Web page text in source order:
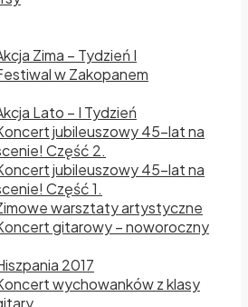
Zima – Tydzień I
w Zakopanem
Lato – I Tydzień
jubileuszowy 45-lat na
Część 2.
jubileuszowy 45-lat na
Część 1.
warsztaty artystyczne
gitarowy – noworoczny
2017
wychowanków z klasy